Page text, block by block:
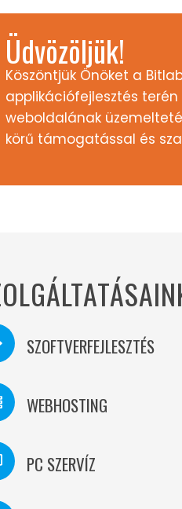
Üdvözöljük!
Köszöntjük Önöket a
applikációfejlesztés
weboldalának
körű támogatással és
SZOFTVERFEJLESZTÉS
WEBHOSTING
PC SZERVÍZ